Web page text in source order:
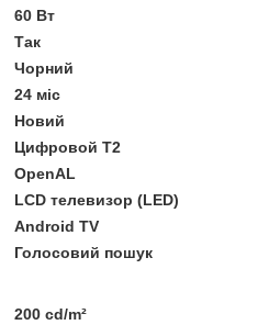
60 Вт
Так
Чорний
24 міс
Новий
Цифровой Т2
OpenAL
LCD телевизор (LED)
Android TV
Голосовий пошук
200 cd/m²